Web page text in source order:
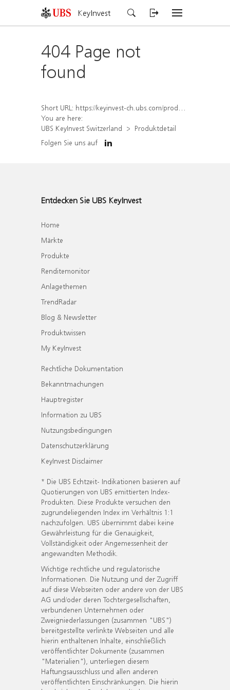
KeyInvest
404 Page not
found
Short URL: https://keyinvest-ch.ubs.com/produkt/detail/index/isin/CH1567418608
You are here:
UBS KeyInvest Switzerland
Produktdetail
Folgen Sie uns auf
Entdecken Sie UBS KeyInvest
Home
Märkte
Produkte
Renditemonitor
Anlagethemen
TrendRadar
Blog & Newsletter
Produktwissen
My KeyInvest
Rechtliche Dokumentation
Bekanntmachungen
Hauptregister
Information zu UBS
Nutzungsbedingungen
Datenschutzerklärung
KeyInvest Disclaimer
* Die UBS Echtzeit- Indikationen basieren auf
Quotierungen von UBS emittierten Index-
Produkten. Diese Produkte versuchen den
zugrundeliegenden Index im Verhältnis 1:1
nachzufolgen. UBS übernimmt dabei keine
Gewährleistung für die Genauigkeit,
Vollständigkeit oder Angemessenheit der
angewandten Methodik.
Wichtige rechtliche und regulatorische
Informationen. Die Nutzung und der Zugriff
auf diese Webseiten oder andere von der UBS
AG und/oder deren Tochtergesellschaften,
verbundenen Unternehmen oder
Zweigniederlassungen (zusammen "UBS")
bereitgestellte verlinkte Webseiten und alle
hierin enthaltenen Inhalte, einschließlich
veröffentlichter Dokumente (zusammen
"Materialien"), unterliegen diesem
Haftungsausschluss und allen anderen
veröffentlichten Einschränkungen. Die hierin